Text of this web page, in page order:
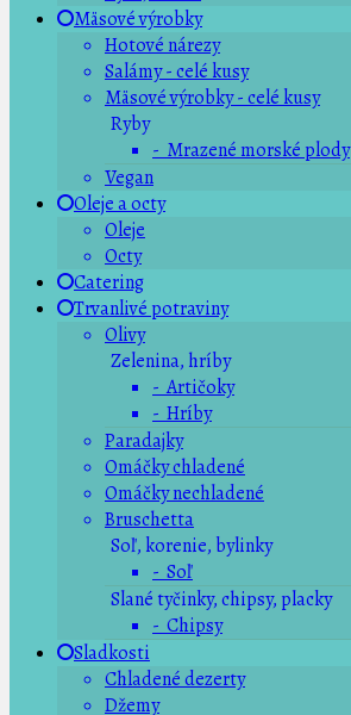
Mäsové výrobky
Hotové nárezy
Salámy - celé kusy
Mäsové výrobky - celé kusy
Ryby
- Mrazené morské plody
Vegan
Oleje a octy
Oleje
Octy
Catering
Trvanlivé potraviny
Olivy
Zelenina, hríby
- Artičoky
- Hríby
Paradajky
Omáčky chladené
Omáčky nechladené
Bruschetta
Soľ, korenie, bylinky
- Soľ
Slané tyčinky, chipsy, placky
- Chipsy
Sladkosti
Chladené dezerty
Džemy